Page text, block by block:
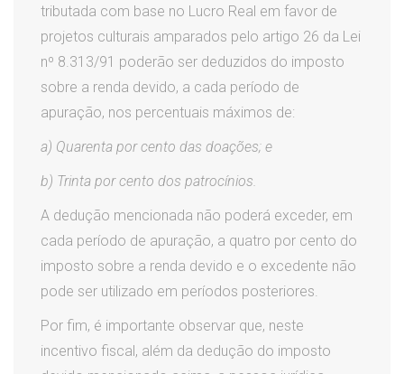
tributada com base no Lucro Real em favor de
projetos culturais amparados pelo artigo 26 da Lei
nº 8.313/91 poderão ser deduzidos do imposto
sobre a renda devido, a cada período de
apuração, nos percentuais máximos de:
a) Quarenta por cento das doações; e
b) Trinta por cento dos patrocínios.
A dedução mencionada não poderá exceder, em
cada período de apuração, a quatro por cento do
imposto sobre a renda devido e o excedente não
pode ser utilizado em períodos posteriores.
Por fim, é importante observar que, neste
incentivo fiscal, além da dedução do imposto